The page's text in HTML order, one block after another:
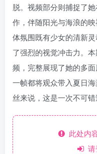
脱。视频部分则捕捉了
作，伴随阳光与海浪的
体氛围既有少女的清新
了强烈的视觉冲击力。
频，完整展现了她的多
一帧都将观众带入夏日
丝来说，这是一次不可错
此处内
请